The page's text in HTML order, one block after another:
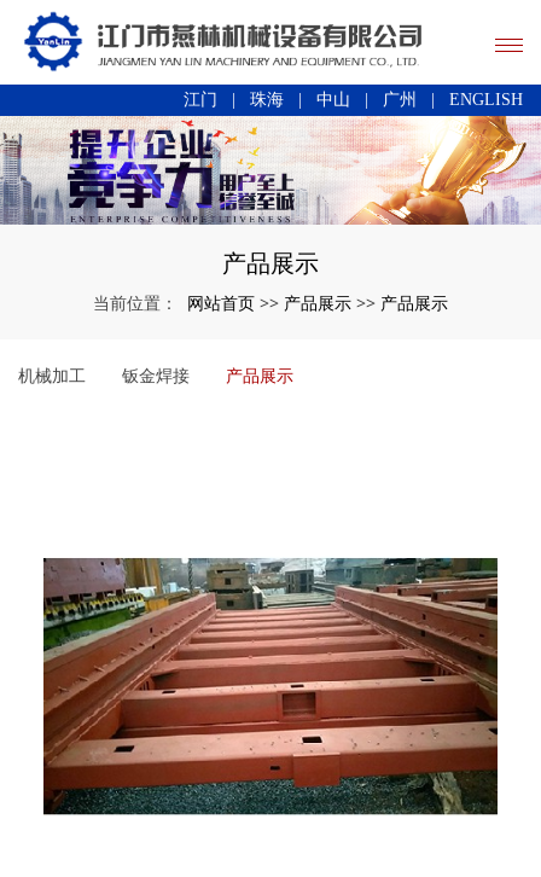
江门 珠海 中山 广州 ENGLISH
产品展示
当前位置： 网站首页 >> 产品展示 >> 产品展示
机械加工 钣金焊接 产品展示